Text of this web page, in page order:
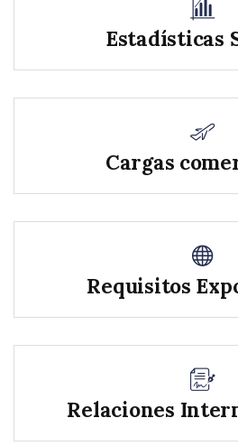
Estadísticas
Cargas
Requisitos
Relaciones